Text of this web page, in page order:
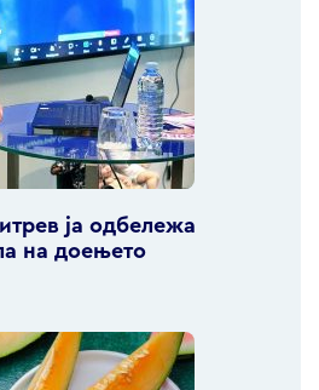
ја одбележа
на доењето